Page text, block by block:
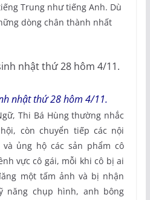
Trung như tiếng Anh. Dù
dòng chân thành nhất
nhật thứ 28 hôm 4/11.
Thi Bá Hùng thường nhắc
còn chuyển tiếp các nội
ủng hộ các sản phẩm cô
vực cô gái, mỗi khi cô bị ai
một tấm ảnh và bị nhận
năng chụp hình, anh bông